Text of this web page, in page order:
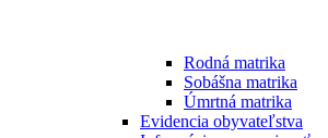
Rodná matrika
Sobášna matrika
Úmrtná matrika
Evidencia obyvateľstva